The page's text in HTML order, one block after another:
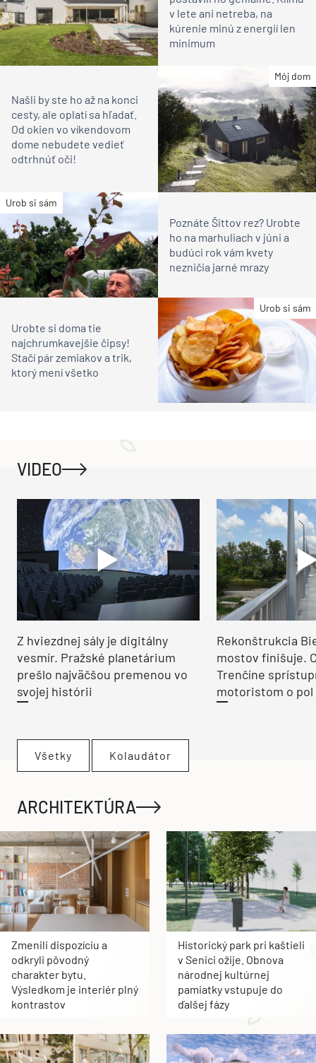
v lete ani netreba, na
kúrenie minú z energií len
minimum
Môj dom
Našli by ste ho až na konci
cesty, ale oplatí sa hľadať.
Od okien vo víkendovom
dome nebudete vedieť
odtrhnúť oči!
Urob si sám
Poznáte Šittov rez? Urobte
ho na marhuliach v júni a
budúci rok vám kvety
nezničia jarné mrazy
Urob si sám
Urobte si doma tie
najchrumkavejšie čipsy!
Stačí pár zemiakov a trik,
ktorý mení všetko
VIDEO
Z hviezdnej sály je digitálny
vesmír. Pražské planetárium
prešlo najväčšou premenou vo
svojej histórii
Rekonštrukcia
mostov finišuje.
Trenčíne
motoristom o pol
Všetky Kolaudátor
ARCHITEKTÚRA
Zmenili dispozíciu a
odkryli pôvodný
charakter bytu.
Výsledkom je interiér plný
kontrastov
Historický park pri kaštieli
v Senici ožije. Obnova
národnej kultúrnej
pamiatky vstupuje do
ďalšej fázy